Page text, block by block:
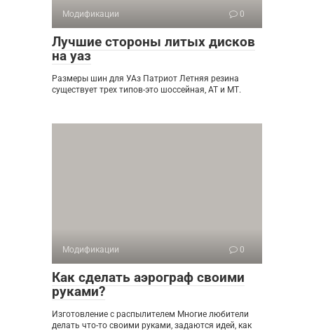
Модификации 0
Лучшие стороны литых дисков
на уаз
Размеры шин для УАз Патриот Летняя резина
существует трех типов-это шоссейная, АТ и МТ.
Модификации 0
Как сделать аэрограф своими
руками?
Изготовление с распылителем Многие любители
делать что-то своими руками, задаются идей, как